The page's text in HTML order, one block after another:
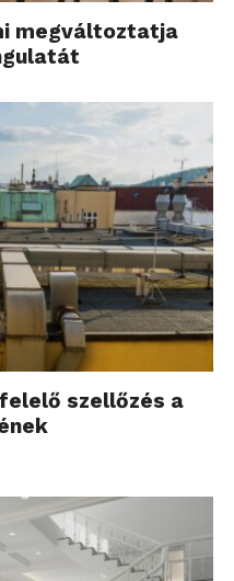
megváltoztatja
szellőzés a